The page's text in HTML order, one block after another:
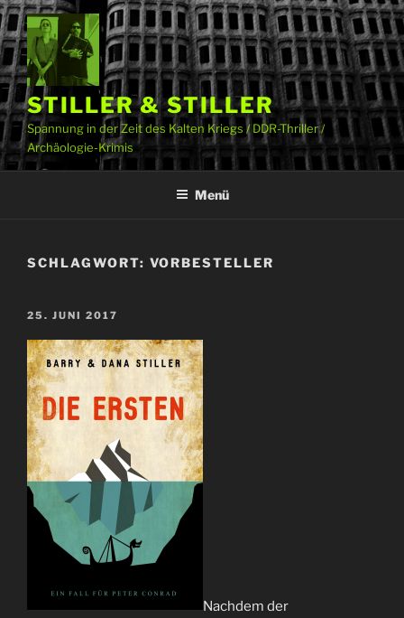
Zum
Inhalt
springen
STILLER & STILLER
Spannung in der Zeit des Kalten Kriegs / DDR-Thriller /
Archäologie-Krimis
Menü
SCHLAGWORT: VORBESTELLER
VERÖFFENTLICHT
25. JUNI 2017
Nachdem der